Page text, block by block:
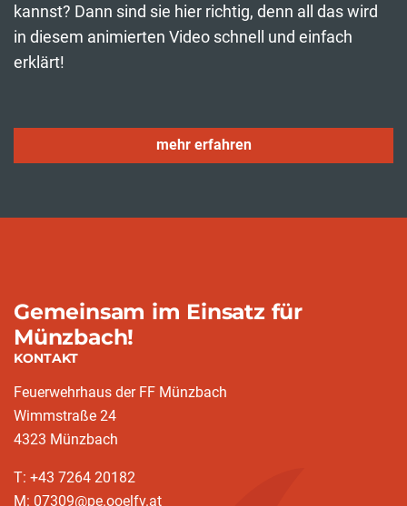
kannst? Dann sind sie hier richtig, denn all das wird
in diesem animierten Video schnell und einfach
erklärt!
mehr erfahren
Gemeinsam im Einsatz für
Münzbach!
KONTAKT
Feuerwehrhaus der FF Münzbach
Wimmstraße 24
4323 Münzbach
T: +43 7264 20182
M: 07309@pe.ooelfv.at